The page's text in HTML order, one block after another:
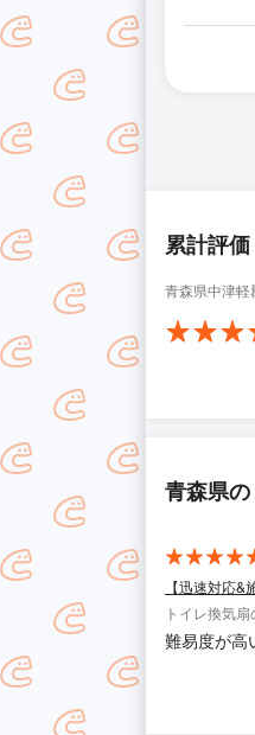
累計評価
青森県中津
青森県
【迅速対応&
トイレ換気
難易度が高